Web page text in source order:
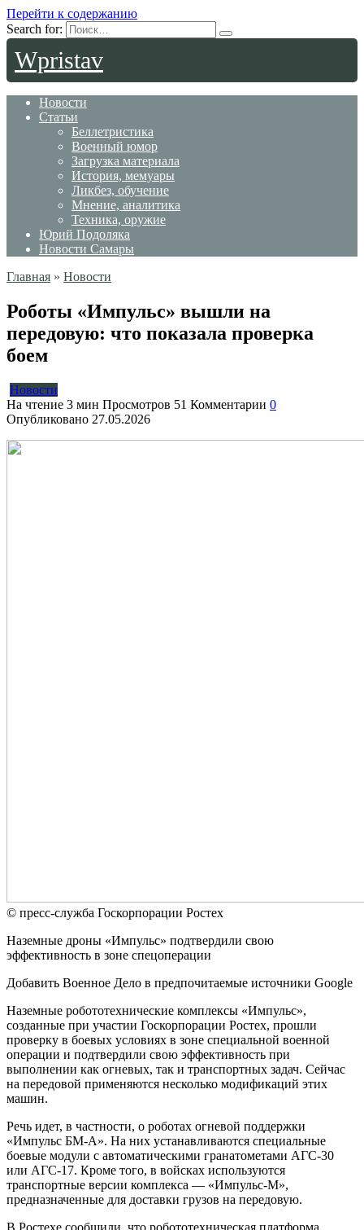
Перейти к содержанию
Search for:
Wpristav
Новости
Статьи
Беллетристика
Военный юмор
Загрузка материала
История, мемуары
Ликбез, обучение
Мнение, аналитика
Техника, оружие
Юрий Подоляка
Новости Самары
Главная » Новости
Роботы «Импульс» вышли на
передовую: что показала проверка
боем
Новости
На чтение 3 мин Просмотров 51 Комментарии 0
Опубликовано 27.05.2026
© пресс-служба Госкорпорации Ростех
Наземные дроны «Импульс» подтвердили свою
эффективность в зоне спецоперации
Добавить Военное Дело в предпочитаемые источники Google
Наземные робототехнические комплексы «Импульс»,
созданные при участии Госкорпорации Ростех, прошли
проверку в боевых условиях в зоне специальной военной
операции и подтвердили свою эффективность при
выполнении как огневых, так и транспортных задач. Сейчас
на передовой применяются несколько модификаций этих
машин.
Речь идет, в частности, о роботах огневой поддержки
«Импульс БМ-А». На них устанавливаются специальные
боевые модули с автоматическими гранатометами АГС-30
или АГС-17. Кроме того, в войсках используются
транспортные версии комплекса — «Импульс-М»,
предназначенные для доставки грузов на передовую.
В Ростехе сообщили, что робототехническая платформа